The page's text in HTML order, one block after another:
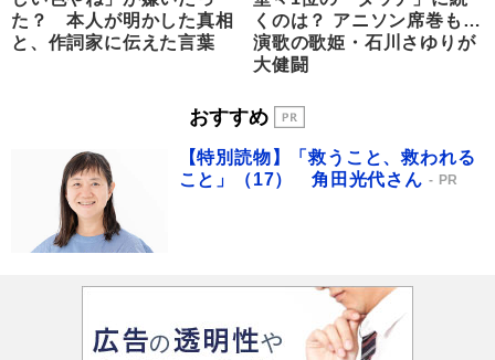
た？ 本人が明かした真相
と、作詞家に伝えた言葉
くのは？ アニソン席巻も…
演歌の歌姫・石川さゆりが
大健闘
おすすめ
【特別読物】「救うこと、救われる
こと」（17） 角田光代さん
PR